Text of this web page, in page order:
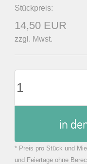
Stückpreis:
14,50 EUR
zzgl. Mwst.
in
zu
* Preis pro Stück und
und Feiertage ohne